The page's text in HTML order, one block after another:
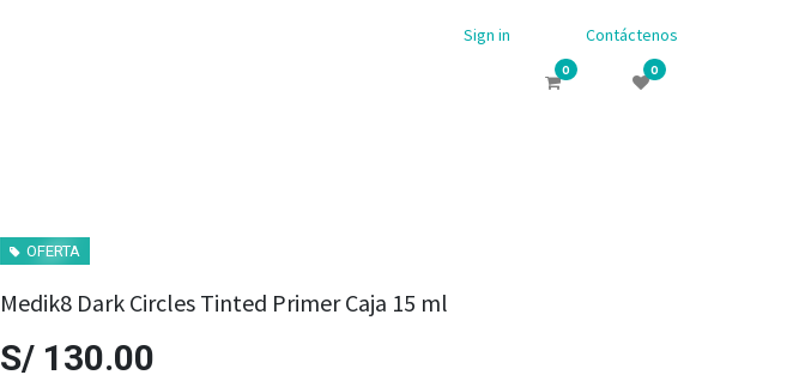
Sign in Contáctenos
0 0
OFERTA
Medik8 Dark Circles Tinted Primer Caja 15 ml
S/ 130.00